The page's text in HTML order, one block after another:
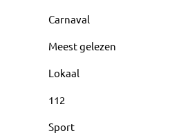
Carnaval
Meest gelezen
Lokaal
112
Sport